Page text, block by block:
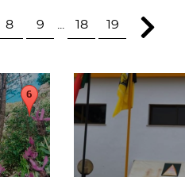
8 9 18 19
page